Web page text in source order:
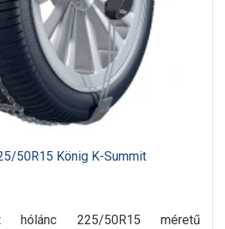
50R15 König K-Summit
hólánc 225/50R15 méretű